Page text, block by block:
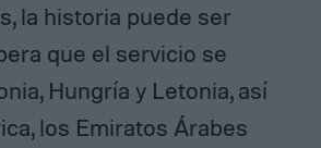
la historia puede ser
que el servicio se
Hungría y Letonia, así
los Emiratos Árabes